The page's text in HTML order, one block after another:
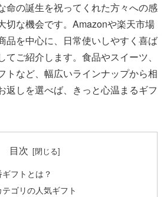
命の誕生を祝ってくれた方々への感
切な機会です。Amazonや楽天市場
品を中心に、日常使いしやすく喜ば
ご紹介します。食品やスイーツ、
トなど、幅広いラインナップから相
返しを選べば、きっと心温まるギフ
目次
フトとは？
ゴリの人気ギフト